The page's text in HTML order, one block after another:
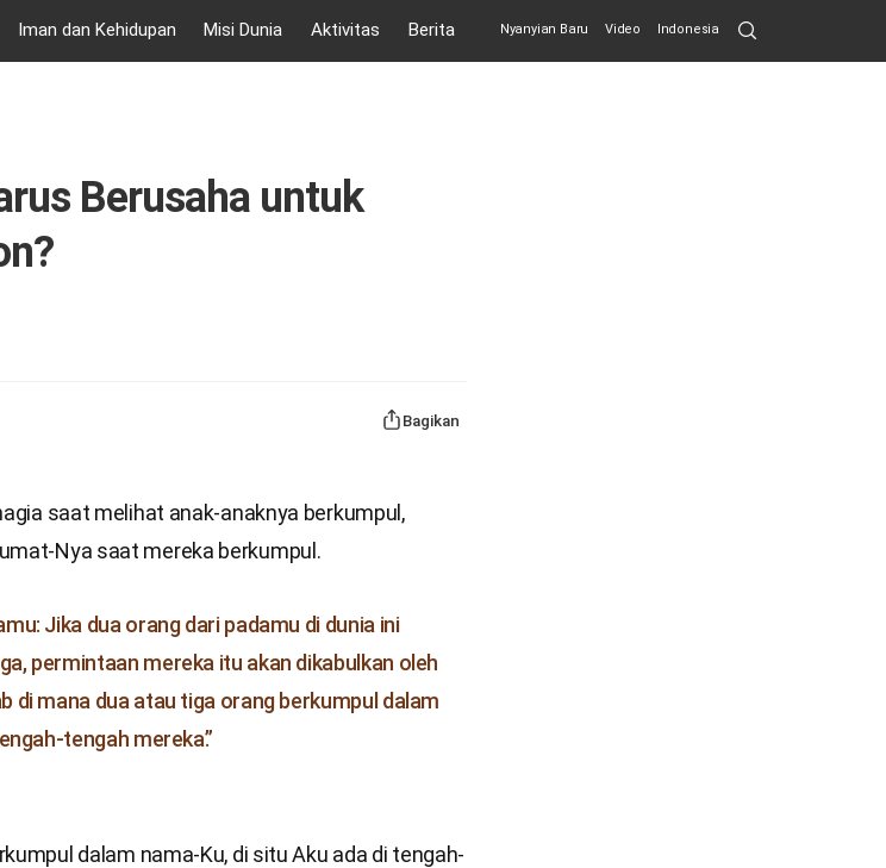
Iman dan Kehidupan Misi Dunia Aktivitas Berita Nyanyian Baru Video Indonesia Search
Submit
Berusaha untuk
Bagikan
saat melihat anak-anaknya berkumpul,
Nya saat mereka berkumpul.
Jika dua orang dari padamu di dunia ini
permintaan mereka itu akan dikabulkan oleh
di mana dua atau tiga orang berkumpul dalam
tengah mereka.”
dalam nama-Ku, di situ Aku ada di tengah-